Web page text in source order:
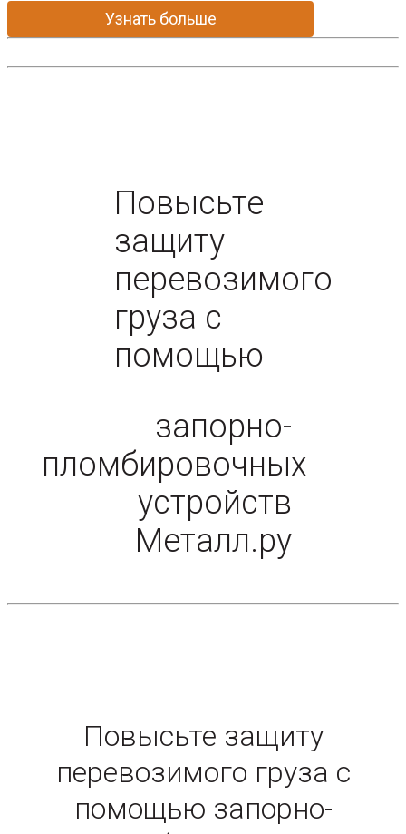
Узнать больше
Повысьте
защиту
перевозимого
груза с
помощью
запорно-
пломбировочных
устройств
Металл.ру
Повысьте защиту
перевозимого груза с
помощью запорно-